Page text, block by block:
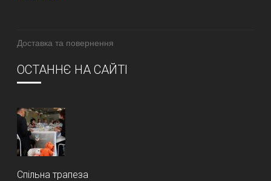
Доставка та повернення
ОСТАННЄ НА САЙТІ
Спільна трапеза